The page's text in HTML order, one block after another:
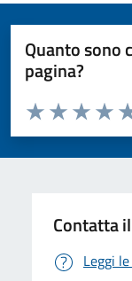
Quanto sono
pagina?
Valuta da 1 a 5 stelle
Valuta 3
Valuta 2
Valuta 1 stelle su
Contatta
Leggi